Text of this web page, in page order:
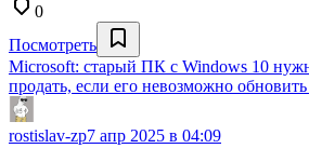
0
Посмотреть
Microsoft: старый ПК с Windows 10
продать, если его невозможно
rostislav-zp7 апр 2025 в 04:09